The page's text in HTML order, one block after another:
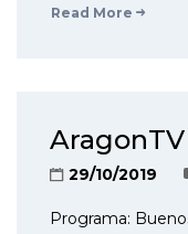
Read More
AragonTV
29/10/2019
Programa: